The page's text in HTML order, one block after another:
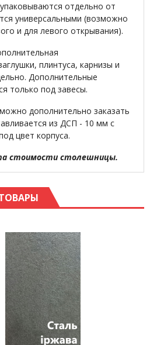
отдельно от
универсальными (возможно
и для левого открывания).
плинтуса, карнизы и
Дополнительные
только под завесы.
дополнительно заказать
из ДСП - 10 мм с
цвет корпуса.
стоимости столешницы.